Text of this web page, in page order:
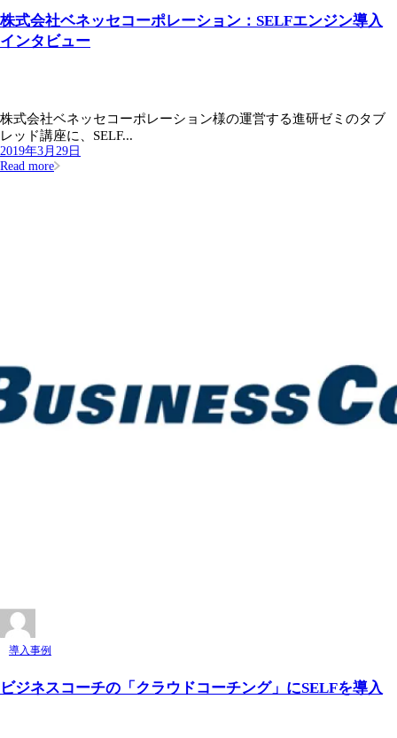
株式会社ベネッセコーポレーション：SELFエンジン導入
インタビュー
株式会社ベネッセコーポレーション様の運営する進研ゼミのタブ
レッド講座に、SELF...
2019年3月29日
Read more
導入事例
ビジネスコーチの「クラウドコーチング」にSELFを導入